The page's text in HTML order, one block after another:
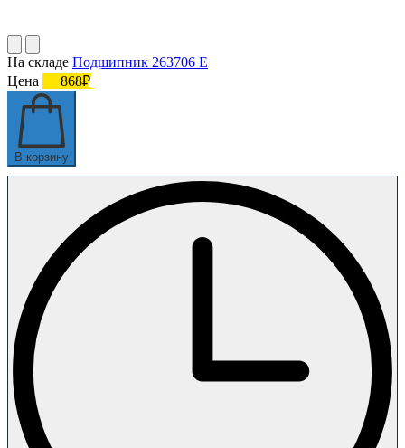
На складе Подшипник 263706 Е
Цена
868₽
В корзину